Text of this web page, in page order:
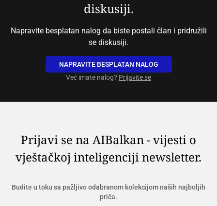
diskusiji.
Napravite besplatan nalog da biste postali član i pridružili
se diskusiji.
NAPRAVITE BESPLATAN NALOG
Već imate nalog? Prijavite se
Prijavi se na AIBalkan - vijesti o
vještačkoj inteligenciji newsletter.
Budite u toku sa pažljivo odabranom kolekcijom naših najboljih
priča.